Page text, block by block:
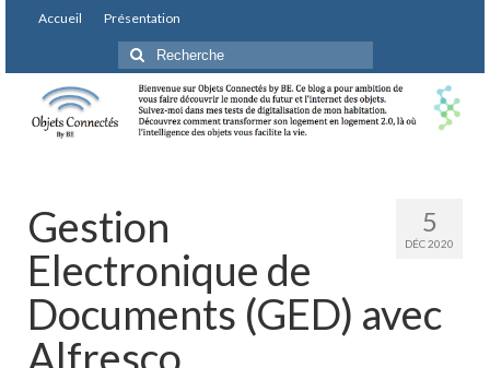
Accueil Présentation
Rechercher
:
5
DÉC 2020
Gestion
Electronique de
Documents (GED) avec
Alfresco